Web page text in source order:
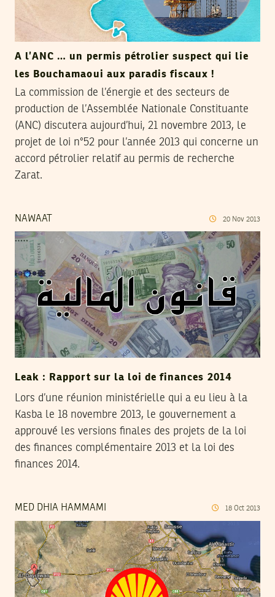
A l’ANC … un permis pétrolier suspect qui lie
les Bouchamaoui aux paradis fiscaux !
La commission de l’énergie et des secteurs de
production de l’Assemblée Nationale Constituante
(ANC) discutera aujourd’hui, 21 novembre 2013, le
projet de loi n°52 pour l’année 2013 qui concerne un
accord pétrolier relatif au permis de recherche
Zarat.
NAWAAT 20 Nov 2013
Leak : Rapport sur la loi de finances 2014
Lors d’une réunion ministérielle qui a eu lieu à la
Kasba le 18 novembre 2013, le gouvernement a
approuvé les versions finales des projets de la loi
des finances complémentaire 2013 et la loi des
finances 2014.
MED DHIA HAMMAMI 18 Oct 2013